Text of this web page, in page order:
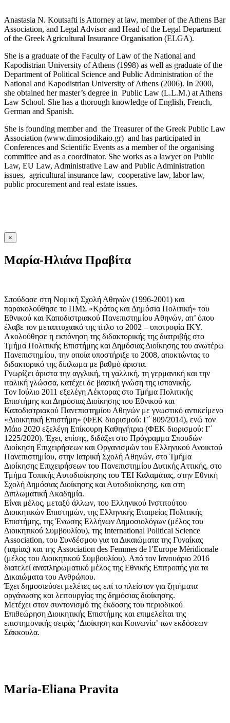
Anastasia N. Koutsafti is Attorney at law, member of the Athens Bar
Association, and Legal Advisor and Head of the Legal Department
of the Greek Agricultural Insurance Organisation (ELGA).
She is a graduate of the Faculty of Law of the National and
Kapodistrian University of Athens (1998) as well as graduate of the
Department of Political Science and Public Administration of the
National and Kapodistrian University of Athens (2006). In 2000,
she obtained her master’s degree in Public Law (L.L.M.) at Athens
Law School. She has a thorough knowledge of English, French,
German and Spanish.
She is founding member and the Treasurer of the Greek Public Law
Association (www.dimosiodikaio.gr) and has participated in
Conferences and Scientific Events as a member of the organising
committee and as a coordinator. She works as a lawyer on Public
Law, EU Law, Administrative Law and Public Administration
issues, agricultural insurance law, cooperative law, labor law,
public procurement and real estate issues.
×
Μαρία-Ηλιάνα Πραβίτα
Σπούδασε στη Νομική Σχολή Αθηνών (1996-2001) και
παρακολούθησε το ΠΜΣ «Κράτος και Δημόσια Πολιτική» του
Εθνικού και Καποδιστριακού Πανεπιστημίου Αθηνών, απ’ όπου
έλαβε τον μεταπτυχιακό της τίτλο το 2002 – υποτροφία ΙΚΥ.
Ακολούθησε η εκπόνηση της διδακτορικής της διατριβής στο
Τμήμα Πολιτικής Επιστήμης και Δημόσιας Διοίκησης του ανωτέρω
Πανεπιστημίου, την οποία υποστήριξε το 2008, αποκτώντας το
διδακτορικό της δίπλωμα με βαθμό άριστα.
Γνωρίζει άριστα την αγγλική, τη γαλλική, τη γερμανική και την
ιταλική γλώσσα, κατέχει δε βασική γνώση της ισπανικής.
Τον Ιούλιο 2011 εξελέγη Λέκτορας στο Τμήμα Πολιτικής
Επιστήμης και Δημόσιας Διοίκησης του Εθνικού και
Καποδιστριακού Πανεπιστημίου Αθηνών με γνωστικό αντικείμενο
«Διοικητική Επιστήμη» (ΦΕΚ διορισμού: Γ΄ 809/2014), ενώ τον
Μάιο 2020 εξελέγη Επίκουρη Καθηγήτρια (ΦΕΚ διορισμού: Γ΄
1225/2020). Έχει, επίσης, διδάξει στο Πρόγραμμα Σπουδών
Διοίκηση Επιχειρήσεων και Οργανισμών του Ελληνικού Ανοικτού
Πανεπιστημίου, στην Ιατρική Σχολή Αθηνών, στο Τμήμα
Διοίκησης Επιχειρήσεων του Πανεπιστημίου Δυτικής Αττικής, στο
Τμήμα Τοπικής Αυτοδιοίκησης του ΤΕΙ Καλαμάτας, στην Εθνική
Σχολή Δημόσιας Διοίκησης και Αυτοδιοίκησης, και στη
Διπλωματική Ακαδημία.
Είναι μέλος, μεταξύ άλλων, του Ελληνικού Ινστιτούτου
Διοικητικών Επιστημών, της Ελληνικής Εταιρείας Πολιτικής
Επιστήμης, της Ένωσης Ελλήνων Δημοσιολόγων (μέλος του
Διοικητικού Συμβουλίου), της International Political Science
Association, του Συνδέσμου για τα Δικαιώματα της Γυναίκας
(ταμίας) και της Association des Femmes de l’Europe Méridionale
(μέλος του Διοικητικού Συμβουλίου). Από τον Ιανουάριο 2016
διατελεί αναπληρωματικό μέλος της Εθνικής Επιτροπής για τα
Δικαιώματα του Ανθρώπου.
Έχει δημοσιεύσει μελέτες ως επί το πλείστον για ζητήματα
οργάνωσης και λειτουργίας της δημόσιας διοίκησης.
Μετέχει στον συντονισμό της έκδοσης του περιοδικού
Επιθεώρηση Διοικητικής Επιστήμης και επιμελείται της
επιστημονικής σειράς ‘Διοίκηση και Κοινωνία’ των εκδόσεων
Σάκκουλα.
Maria-Eliana Pravita